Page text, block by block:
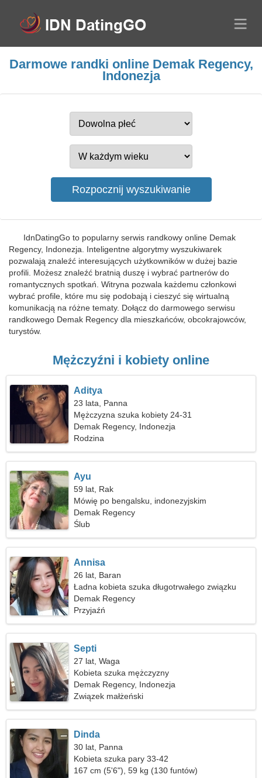
Darmowe randki online Demak Regency,
Indonezja
IdnDatingGo to popularny serwis randkowy online Demak
Regency, Indonezja. Inteligentne algorytmy wyszukiwarek
pozwalają znaleźć interesujących użytkowników w dużej bazie
profili. Możesz znaleźć bratnią duszę i wybrać partnerów do
romantycznych spotkań. Witryna pozwala każdemu członkowi
wybrać profile, które mu się podobają i cieszyć się wirtualną
komunikacją na różne tematy. Dołącz do darmowego serwisu
randkowego Demak Regency dla mieszkańców, obcokrajowców,
turystów.
Mężczyźni i kobiety online
Aditya
23 lata, Panna
Mężczyzna szuka kobiety 24-31
Demak Regency, Indonezja
Rodzina
Ayu
59 lat, Rak
Mówię po bengalsku, indonezyjskim
Demak Regency
Ślub
Annisa
26 lat, Baran
Ładna kobieta szuka długotrwałego związku
Demak Regency
Przyjaźń
Septi
27 lat, Waga
Kobieta szuka mężczyzny
Demak Regency, Indonezja
Związek małżeński
Dinda
30 lat, Panna
Kobieta szuka pary 33-42
167 cm (5'6"), 59 kg (130 funtów)